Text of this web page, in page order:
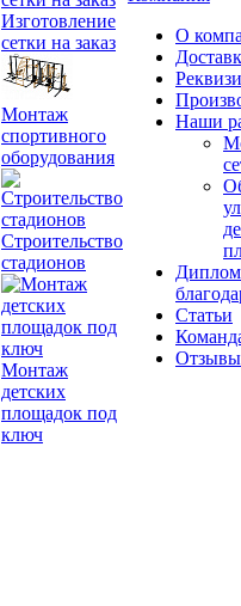
Изготовление
сетки на заказ
Монтаж
спортивного
оборудования
Строительство
стадионов
Монтаж
детских
площадок под
ключ
О
Наши
Статьи
Отзывы